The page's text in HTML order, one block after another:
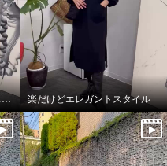
ポンチョ風メランジニットストール 楽だけどエレガントスタイル